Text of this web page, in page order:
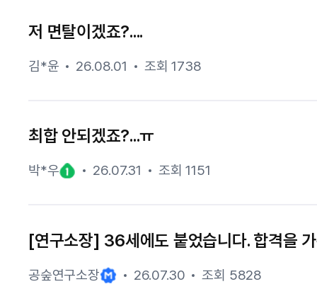
저 면탈이겠죠?....
김*윤 26.08.01 조회 1738
최합 안되겠죠?...ㅠ
박*우 26.07.31 조회 1151
[연구소장] 36세에도 붙었습니다. 합격을
공숲연구소장 26.07.30 조회 5828